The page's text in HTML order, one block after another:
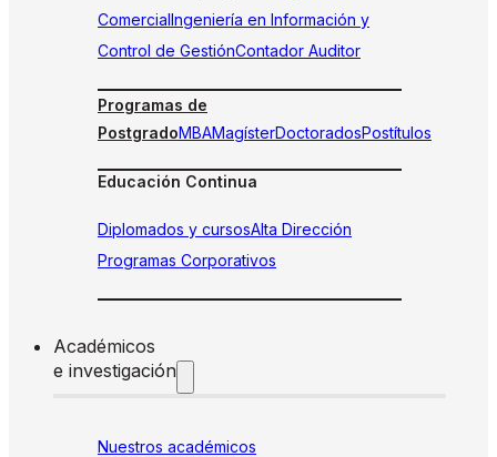
ComercialIngeniería en Información y
Control de GestiónContador Auditor
Programas de
PostgradoMBAMagísterDoctoradosPostítulos
Educación Continua
Diplomados y cursosAlta Dirección
Programas Corporativos
Académicos
e investigación
Nuestros académicos